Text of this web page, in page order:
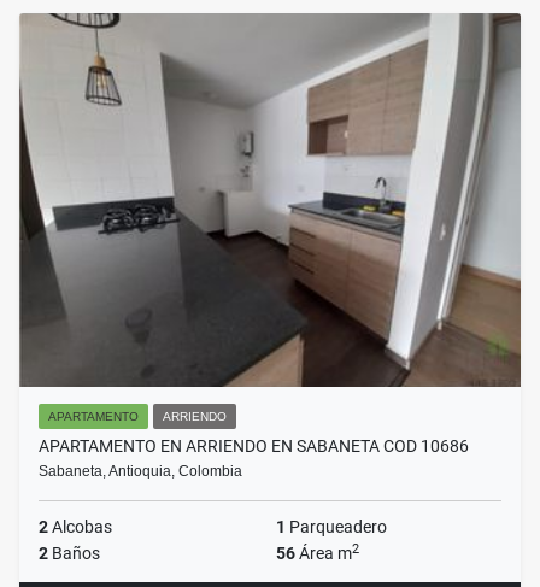
APARTAMENTO ARRIENDO
APARTAMENTO EN ARRIENDO EN SABANETA COD 10686
Sabaneta, Antioquia, Colombia
2Alcobas 1 Parqueadero
2 Baños 56Área m2